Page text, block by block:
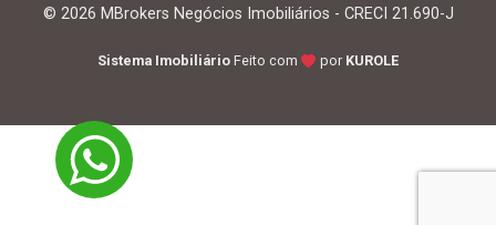
© 2026 MBrokers Negócios Imobiliários - CRECI 21.690-J
Sistema Imobiliário Feito com por KUROLE